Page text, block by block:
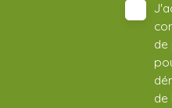
de
de